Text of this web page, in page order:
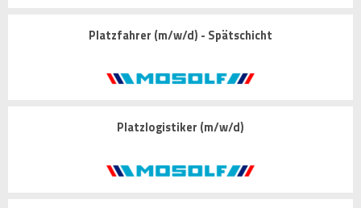
Platzfahrer (m/w/d) - Spätschicht
Platzlogistiker (m/w/d)